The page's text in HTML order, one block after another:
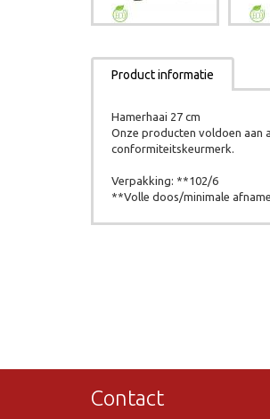
Product informatie
Hamerhaai 27 cm
Onze producten voldoen aan
conformiteitskeurmerk.
Verpakking: **102/6
**Volle doos/minimale
Contact